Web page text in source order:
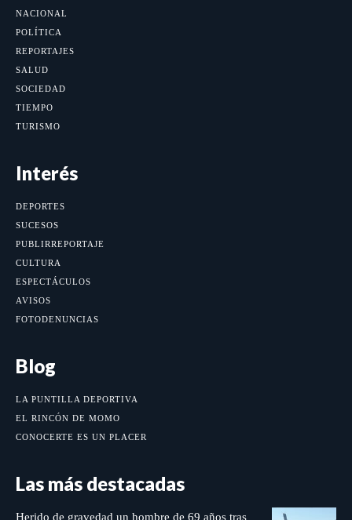
NACIONAL
POLÍTICA
REPORTAJES
SALUD
SOCIEDAD
TIEMPO
TURISMO
Interés
DEPORTES
SUCESOS
PUBLIRREPORTAJE
CULTURA
ESPECTÁCULOS
AVISOS
FOTODENUNCIAS
Blog
LA PUNTILLA DEPORTIVA
EL RINCÓN DE MOMO
CONOCERTE ES UN PLACER
Las más destacadas
Herido de gravedad un hombre de 69 años tras